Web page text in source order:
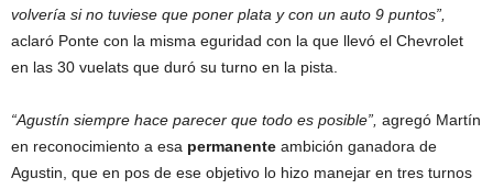
volvería si no tuviese que poner plata y con un auto 9 puntos”,
aclaró Ponte con la misma eguridad con la que llevó el Chevrolet
en las 30 vuelats que duró su turno en la pista.
“Agustín siempre hace parecer que todo es posible”, agregó Martín
en reconocimiento a esa permanente ambición ganadora de
Agustin, que en pos de ese objetivo lo hizo manejar en tres turnos